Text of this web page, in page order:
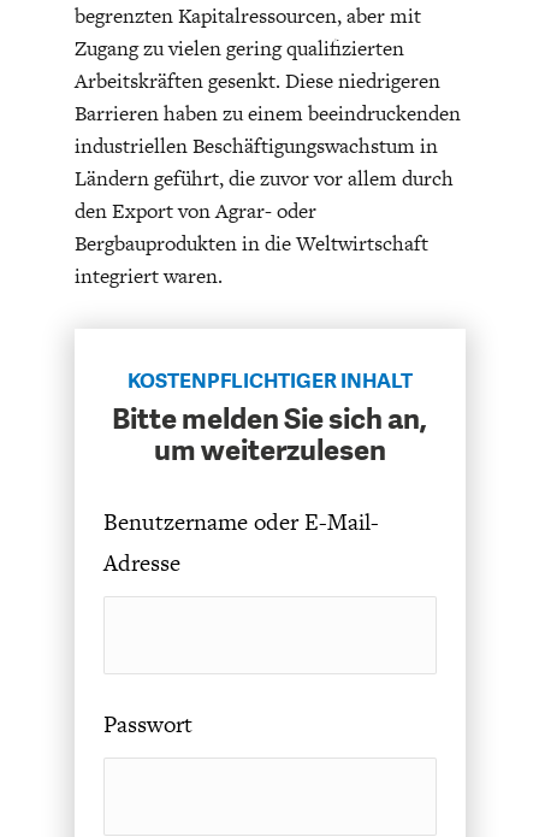
UNGLEICHHEIT UND
begrenzten Kapitalressourcen, aber mit
Zugang zu vielen gering qualifizierten
Arbeitskräften gesenkt. Diese niedrigeren
Barrieren haben zu einem beeindruckenden
industriellen Beschäftigungswachstum in
Ländern geführt, die zuvor vor allem durch
den Export von Agrar- oder
Bergbauprodukten in die Weltwirtschaft
integriert waren.
KOSTENPFLICHTIGER INHALT
Bitte melden Sie sich an,
um weiterzulesen
Benutzername oder E-Mail-
Adresse
Passwort